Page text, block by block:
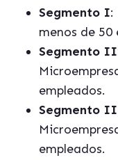
Segmento I:
menos de 50
Segmento II
empleados.
Segmento
empleados.